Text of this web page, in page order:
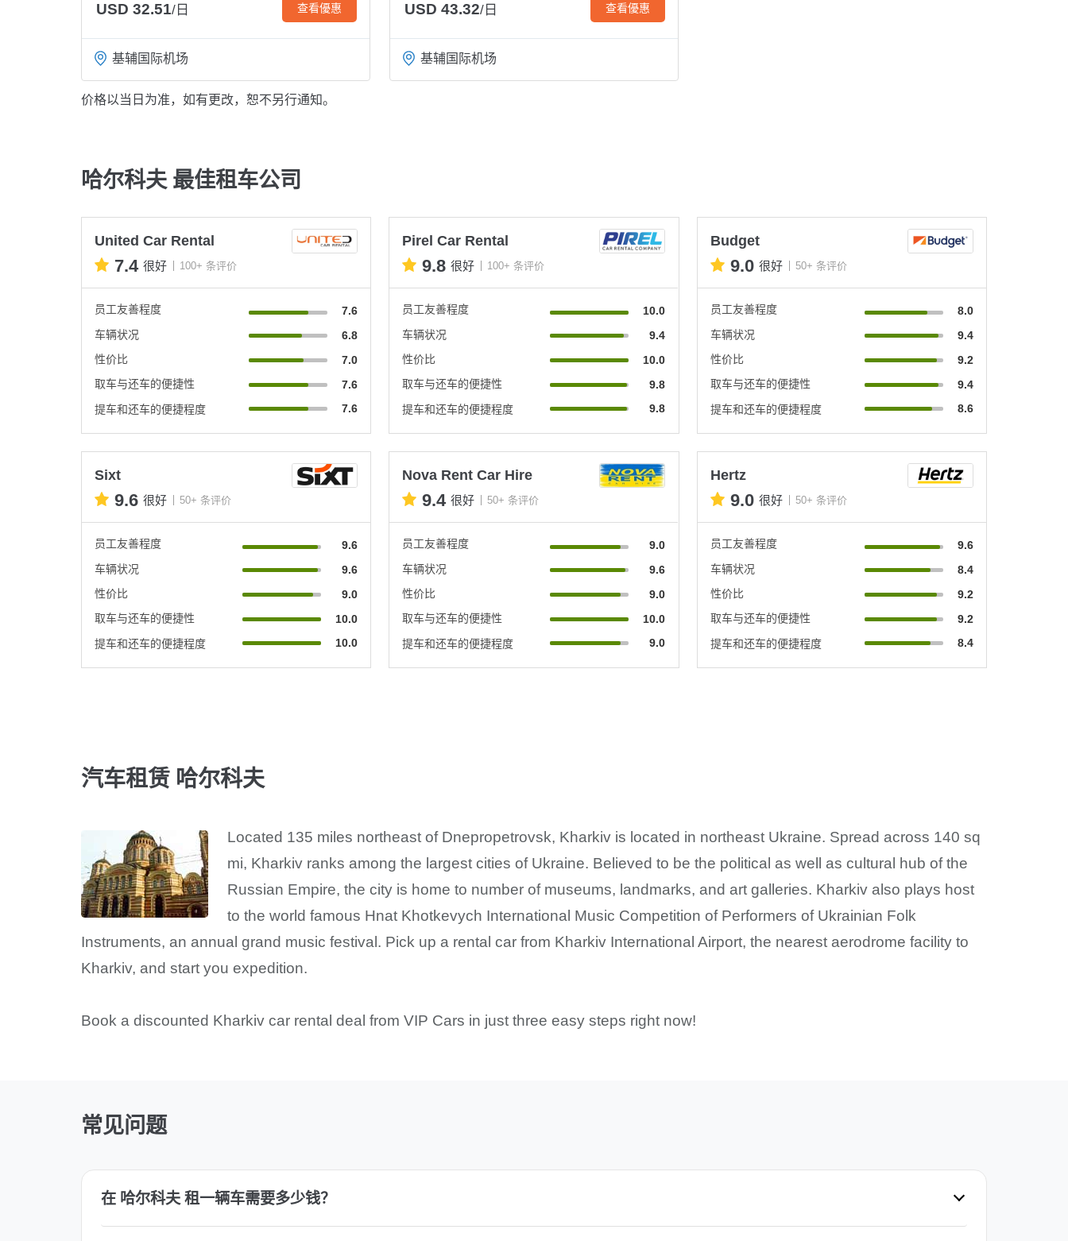
USD 32.51/日 查看優惠
基辅国际机场
USD 43.32/日 查看優惠
基辅国际机场
价格以当日为准，如有更改，恕不另行通知。
哈尔科夫 最佳租车公司
United Car Rental
7.4 很好 100+ 条评价
员工友善程度
7.6
车辆状况
6.8
性价比
7.0
取车与还车的便捷性
7.6
提车和还车的便捷程度
7.6
Pirel Car Rental
9.8 很好 100+ 条评价
员工友善程度
10.0
车辆状况
9.4
性价比
10.0
取车与还车的便捷性
9.8
提车和还车的便捷程度
9.8
Budget
9.0 很好 50+ 条评价
员工友善程度
8.0
车辆状况
9.4
性价比
9.2
取车与还车的便捷性
9.4
提车和还车的便捷程度
8.6
Sixt
9.6 很好 50+ 条评价
员工友善程度
9.6
车辆状况
9.6
性价比
9.0
取车与还车的便捷性
10.0
提车和还车的便捷程度
10.0
Nova Rent Car Hire
9.4 很好 50+ 条评价
员工友善程度
9.0
车辆状况
9.6
性价比
9.0
取车与还车的便捷性
10.0
提车和还车的便捷程度
9.0
Hertz
9.0 很好 50+ 条评价
员工友善程度
9.6
车辆状况
8.4
性价比
9.2
取车与还车的便捷性
9.2
提车和还车的便捷程度
8.4
汽车租赁 哈尔科夫
Located 135 miles northeast of Dnepropetrovsk, Kharkiv is located in northeast Ukraine. Spread across 140 sq
mi, Kharkiv ranks among the largest cities of Ukraine. Believed to be the political as well as cultural hub of the
Russian Empire, the city is home to number of museums, landmarks, and art galleries. Kharkiv also plays host
to the world famous Hnat Khotkevych International Music Competition of Performers of Ukrainian Folk
Instruments, an annual grand music festival. Pick up a rental car from Kharkiv International Airport, the nearest aerodrome facility to
Kharkiv, and start you expedition.
Book a discounted Kharkiv car rental deal from VIP Cars in just three easy steps right now!
常见问题
在 哈尔科夫 租一辆车需要多少钱？